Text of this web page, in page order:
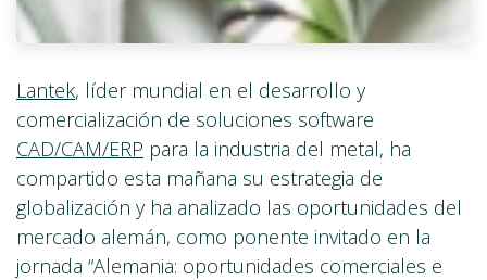
Lantek, líder mundial en el desarrollo y
comercialización de soluciones software
CAD/CAM/ERP para la industria del metal, ha
compartido esta mañana su estrategia de
globalización y ha analizado las oportunidades del
mercado alemán, como ponente invitado en la
jornada “Alemania: oportunidades comerciales e